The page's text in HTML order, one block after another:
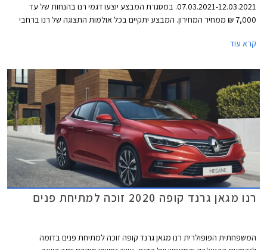
07.03.2021-12.03.2021. במסגרת המבצע יוצעו דגמי רנו בהנחות של עד
7,000 ₪ ממחיר המחירון. המבצע יתקיים בכל אולמות התצוגה של רנו ברחבי
קרא עוד
רנו מגאן גרנד קופה 2020 זוכה למתיחת פנים
המשפחתית הפופולרית רנו מגאן גרנד קופה זוכה למתיחת פנים בדומה